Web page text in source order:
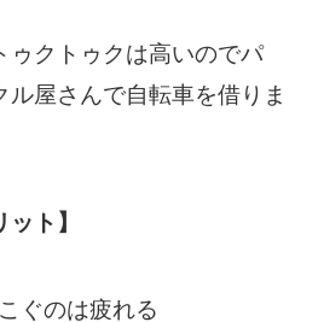
ゥクトゥクは高いのでパ
ル屋さんで自転車を借りま
ト】
ぐのは疲れる